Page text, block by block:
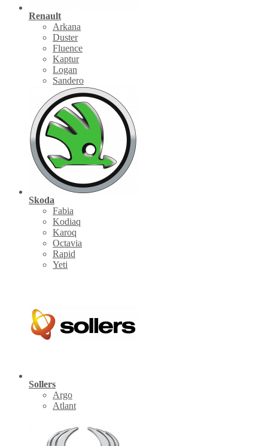
Renault
Arkana
Duster
Fluence
Kaptur
Logan
Sandero
Skoda
Fabia
Kodiaq
Karoq
Octavia
Rapid
Yeti
Sollers
Argo
Atlant